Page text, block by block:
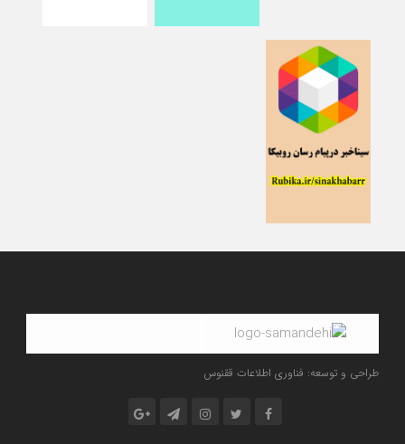
طراحی و توسعه: فناوری اطلاعات ققنوس